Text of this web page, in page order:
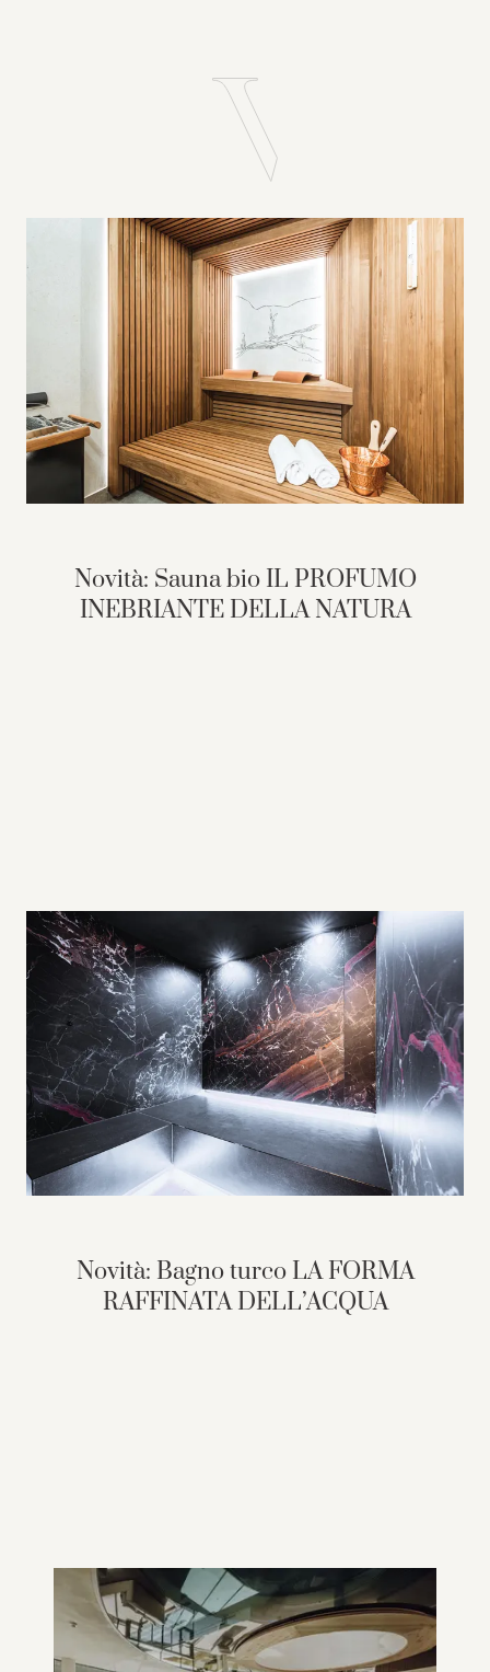
Novità: Sauna bio IL PROFUMO
INEBRIANTE DELLA NATURA
Novità: Bagno turco LA FORMA
RAFFINATA DELL’ACQUA